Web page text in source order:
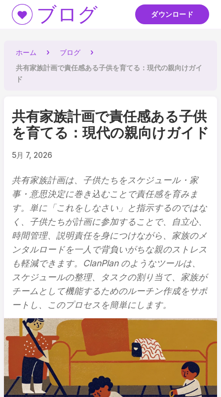
ブログ ダウンロード
ホーム
ブログ
共有家族計画で責任感ある子供を育てる：現代の親向けガイ
ド
共有家族計画で責任感ある子供
を育てる：現代の親向けガイド
5月 7, 2026
共有家族計画は、子供たちをスケジュール・家
事・意思決定に巻き込むことで責任感を育みま
す。単に「これをしなさい」と指示するのではな
く、子供たちが計画に参加することで、自立心、
時間管理、説明責任を身につけながら、家族のメ
ンタルロードを一人で背負いがちな親のストレス
も軽減できます。ClanPlan のようなツールは、
スケジュールの整理、タスクの割り当て、家族が
チームとして機能するためのルーチン作成をサポ
ートし、このプロセスを簡単にします。